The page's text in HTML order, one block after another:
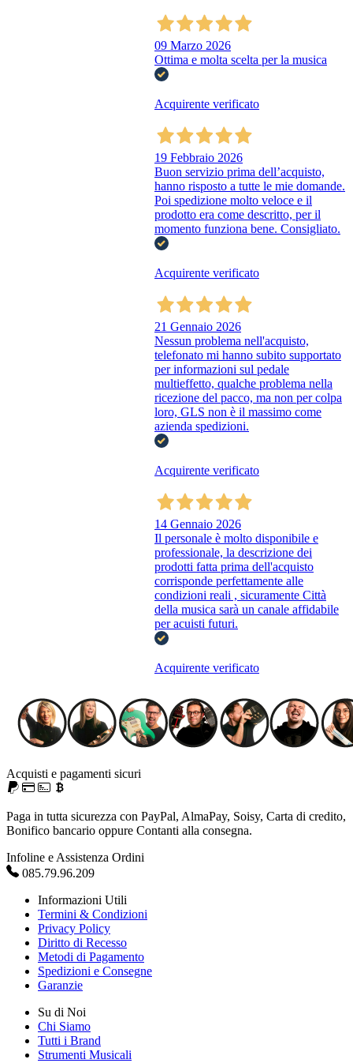
09 Marzo 2026
Ottima e molta scelta per la musica
Acquirente verificato
19 Febbraio 2026
Buon servizio prima dell’acquisto,
hanno risposto a tutte le mie domande.
Poi spedizione molto veloce e il
prodotto era come descritto, per il
momento funziona bene. Consigliato.
Acquirente verificato
21 Gennaio 2026
Nessun problema nell'acquisto,
telefonato mi hanno subito supportato
per informazioni sul pedale
multieffetto, qualche problema nella
ricezione del pacco, ma non per colpa
loro, GLS non è il massimo come
azienda spedizioni.
Acquirente verificato
14 Gennaio 2026
Il personale è molto disponibile e
professionale, la descrizione dei
prodotti fatta prima dell'acquisto
corrisponde perfettamente alle
condizioni reali , sicuramente Città
della musica sarà un canale affidabile
per acuisti futuri.
Acquirente verificato
Acquisti e pagamenti sicuri
Paga in tutta sicurezza con PayPal, AlmaPay, Soisy, Carta di credito,
Bonifico bancario oppure Contanti alla consegna.
Infoline e Assistenza Ordini
085.79.96.209
Informazioni Utili
Termini & Condizioni
Privacy Policy
Diritto di Recesso
Metodi di Pagamento
Spedizioni e Consegne
Garanzie
Su di Noi
Chi Siamo
Tutti i Brand
Strumenti Musicali